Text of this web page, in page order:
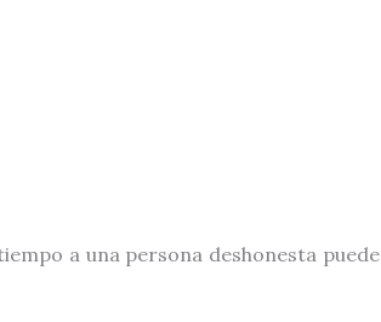
a una persona deshonesta puede